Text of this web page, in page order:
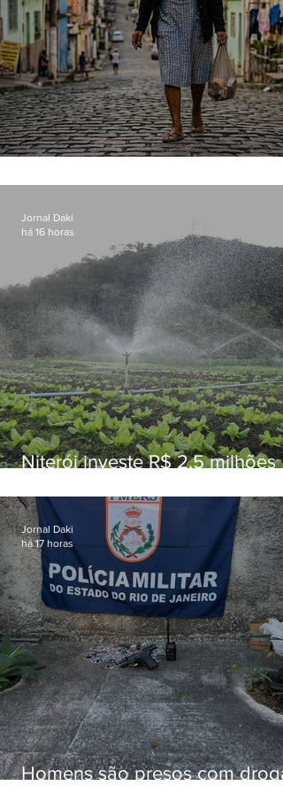
Niterói investe R$ 2,5 milhões
familiar para merenda escolar
Jornal Daki
há 16 horas
Homens são presos com
Jornal Daki
há 17 horas